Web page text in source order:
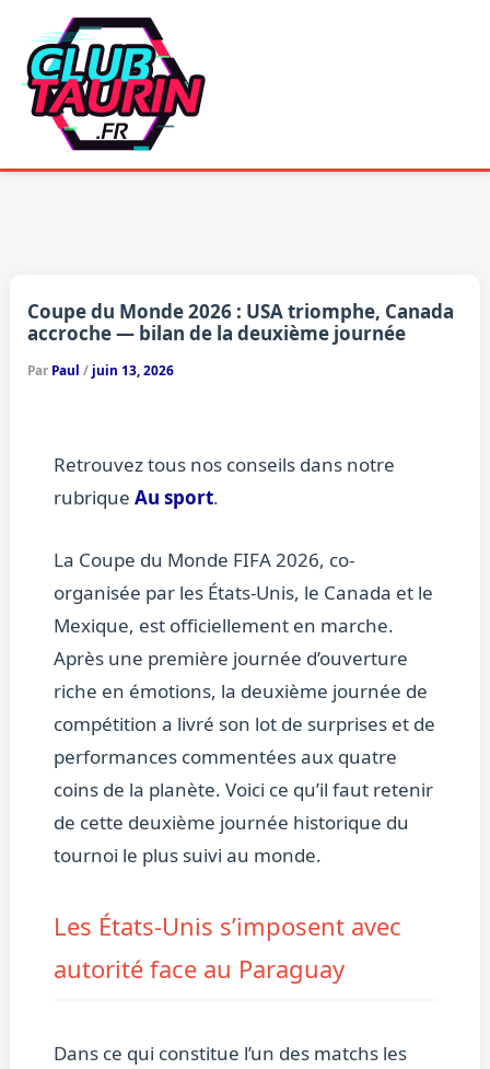
contenu
Coupe du Monde 2026 : USA triomphe, Canada
accroche — bilan de la deuxième journée
Par Paul / juin 13, 2026
Retrouvez tous nos conseils dans notre
rubrique Au sport.
La Coupe du Monde FIFA 2026, co-
organisée par les États-Unis, le Canada et le
Mexique, est officiellement en marche.
Après une première journée d’ouverture
riche en émotions, la deuxième journée de
compétition a livré son lot de surprises et de
performances commentées aux quatre
coins de la planète. Voici ce qu’il faut retenir
de cette deuxième journée historique du
tournoi le plus suivi au monde.
Les États-Unis s’imposent avec
autorité face au Paraguay
Dans ce qui constitue l’un des matchs les